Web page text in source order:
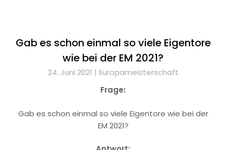
Gab es schon einmal so viele Eigentore
wie bei der EM 2021?
24. Juni 2021 | Europameisterschaft
Frage:
Gab es schon einmal so viele Eigentore wie bei der
EM 2021?